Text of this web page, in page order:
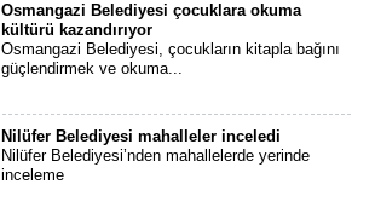
Osmangazi Belediyesi çocuklara okuma
kültürü kazandırıyor
Osmangazi Belediyesi, çocukların kitapla bağını
güçlendirmek ve okuma...
Nilüfer Belediyesi mahalleler inceledi
Nilüfer Belediyesi’nden mahallelerde yerinde
inceleme